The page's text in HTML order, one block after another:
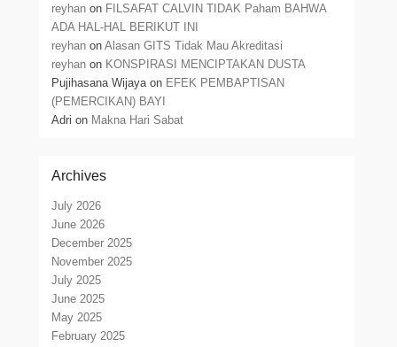
reyhan on FILSAFAT CALVIN TIDAK Paham BAHWA
ADA HAL-HAL BERIKUT INI
reyhan onAlasan GITS Tidak Mau Akreditasi
reyhan on KONSPIRASI MENCIPTAKAN DUSTA
Pujihasana Wijayaon EFEK PEMBAPTISAN
(PEMERCIKAN) BAYI
Adri on Makna Hari Sabat
Archives
July 2026
June 2026
December 2025
November 2025
July 2025
June 2025
May 2025
February 2025